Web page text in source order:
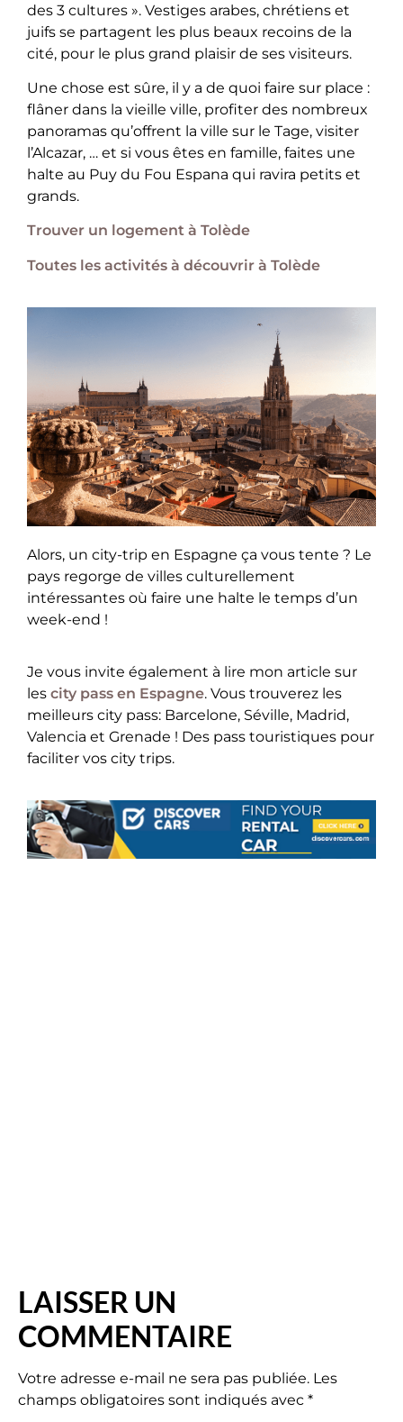
des 3 cultures ». Vestiges arabes, chrétiens et
juifs se partagent les plus beaux recoins de la
cité, pour le plus grand plaisir de ses visiteurs.
Une chose est sûre, il y a de quoi faire sur place :
flâner dans la vieille ville, profiter des nombreux
panoramas qu’offrent la ville sur le Tage, visiter
l’Alcazar, … et si vous êtes en famille, faites une
halte au Puy du Fou Espana qui ravira petits et
grands.
Trouver un logement à Tolède
Toutes les activités à découvrir à Tolède
Alors, un city-trip en Espagne ça vous tente ? Le
pays regorge de villes culturellement
intéressantes où faire une halte le temps d’un
week-end !
Je vous invite également à lire mon article sur
les city pass en Espagne. Vous trouverez les
meilleurs city pass: Barcelone, Séville, Madrid,
Valencia et Grenade ! Des pass touristiques pour
faciliter vos city trips.
LAISSER UN
COMMENTAIRE
Votre adresse e-mail ne sera pas publiée. Les
champs obligatoires sont indiqués avec *